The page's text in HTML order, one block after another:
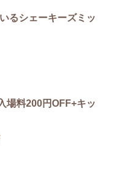
るシェーキーズミッ
場料200円OFF+キッ